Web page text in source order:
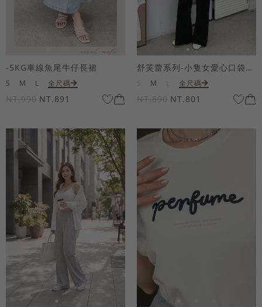
-5KG車線魚尾牛仔長裙
S M L 全尺碼
NT.990 NT.891
舒芙蕾系列-小隻女愛心口袋寬褲
M 全尺碼
NT.890 NT.801